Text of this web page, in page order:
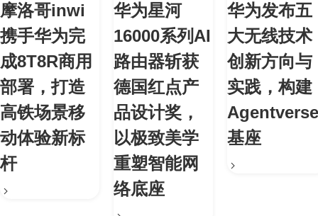
摩洛哥inwi
携手华为完
成8T8R商用
部署，打造
高铁场景移
动体验新标
杆
华为星河
16000系列AI
路由器斩获
德国红点产
品设计奖，
以极致美学
重塑智能网
络底座
华为发布五
大无线技术
创新方向与
实践，构建
Agentverse
基座